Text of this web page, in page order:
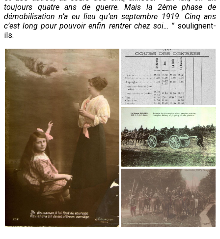
toujours quatre ans de guerre. Mais la 2ème phase de
démobilisation n’a eu lieu qu’en septembre 1919. Cinq ans
c’est long pour pouvoir enfin rentrer chez soi… ”soulignent-
ils.